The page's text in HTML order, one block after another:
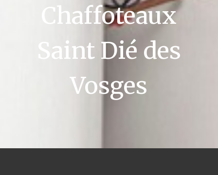
Chaffoteaux
Saint Dié des
Vosges